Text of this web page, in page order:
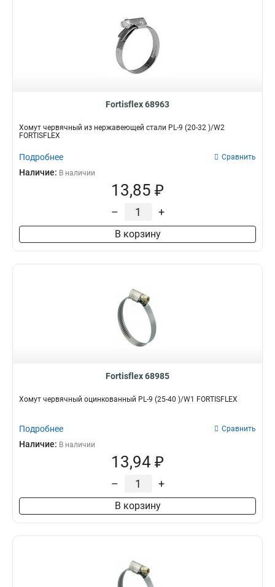
Fortisflex 68963
Хомут червячный из нержавеющей стали PL-9 (20-32 )/W2
FORTISFLEX
Подробнее Сравнить
Наличие: В наличии
13,85 ₽
– +
В корзину
Fortisflex 68985
Хомут червячный оцинкованный PL-9 (25-40 )/W1 FORTISFLEX
Подробнее Сравнить
Наличие: В наличии
13,94 ₽
– +
В корзину